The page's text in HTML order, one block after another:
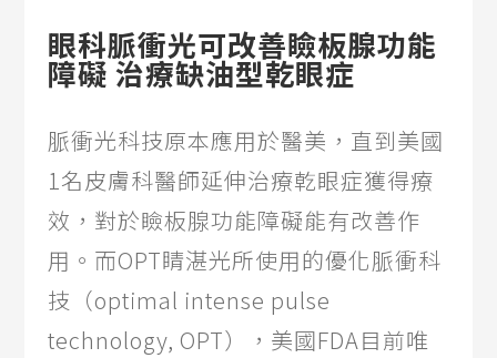
眼科脈衝光可改善瞼板腺功能
障礙 治療缺油型乾眼症
脈衝光科技原本應用於醫美，直到美國
1名皮膚科醫師延伸治療乾眼症獲得療
效，對於瞼板腺功能障礙能有改善作
用。而OPT睛湛光所使用的優化脈衝科
技（optimal intense pulse
technology, OPT），美國FDA目前唯